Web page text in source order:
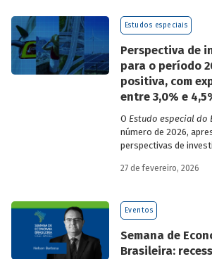
desafio.
Estudos especiais
Perspectiva de
para o período
positiva, com
entre 3,0% e
O Estudo especial do
número de 2026,
perspectivas de
período de 2025 a
27 de fevereiro, 2026
Eventos
Semana de
Brasileira: